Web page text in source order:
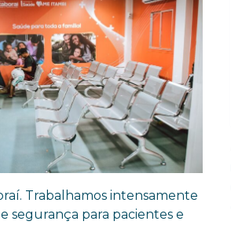
Trabalhamos intensamente
segurança para pacientes e